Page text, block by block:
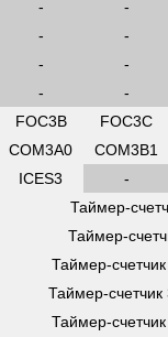
-
-
-
-
-
-
-
-
FOC3B
FOC3C
COM3A0
COM3B1
ICES3
-
Таймер-
Таймер-
Таймер-
Таймер-
Таймер-